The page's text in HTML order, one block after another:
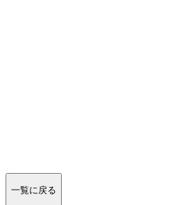
一覧に戻る